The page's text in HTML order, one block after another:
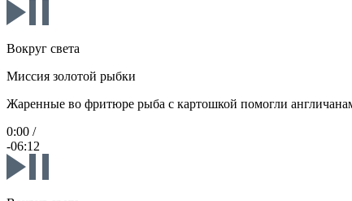
Вокруг света
Миссия золотой рыбки
Жаренные во фритюре рыба с картошкой помогли
0:00 /
-06:12